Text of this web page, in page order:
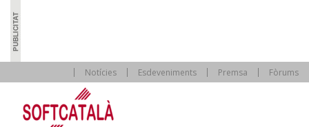
Notícies Esdeveniments Premsa Fòrums